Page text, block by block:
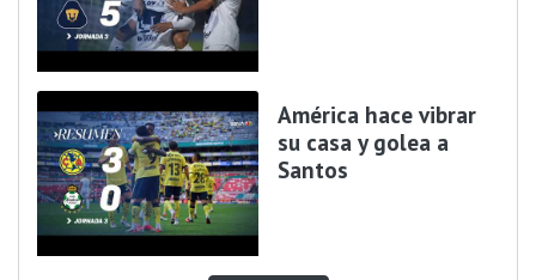
América hace vibrar
su casa y golea a
Santos